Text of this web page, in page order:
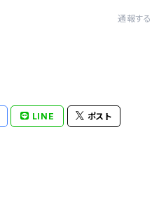
通報する
LINE ポスト